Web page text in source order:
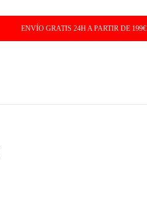
ENVÍO GRATIS 24H A PARTIR DE 199€